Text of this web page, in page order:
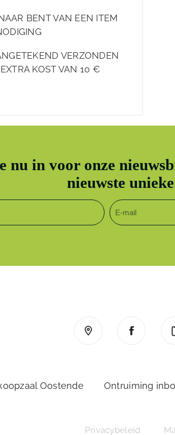
BENT VAN EEN ITEM
VERZONDEN
KOST VAN 10 €
nu in voor onze
nieuwste
Oostende Ontruiming
Privacybeleid